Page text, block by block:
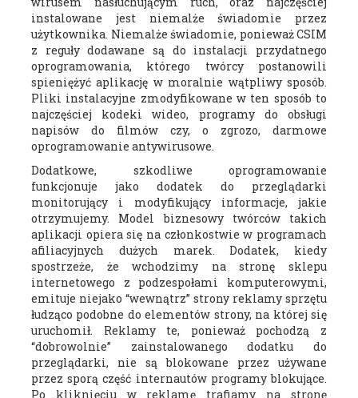
instalowane jest niemalże świadomie przez
użytkownika. Niemalże świadomie, ponieważ CSIM
z reguły dodawane są do instalacji przydatnego
oprogramowania, którego twórcy postanowili
spieniężyć aplikację w moralnie wątpliwy sposób.
Pliki instalacyjne zmodyfikowane w ten sposób to
najczęściej kodeki wideo, programy do obsługi
napisów do filmów czy, o zgrozo, darmowe
oprogramowanie antywirusowe.
Dodatkowe, szkodliwe oprogramowanie
funkcjonuje jako dodatek do przeglądarki
monitorujący i modyfikujący informacje, jakie
otrzymujemy. Model biznesowy twórców takich
aplikacji opiera się na członkostwie w programach
afiliacyjnych dużych marek. Dodatek, kiedy
spostrzeże, że wchodzimy na stronę sklepu
internetowego z podzespołami komputerowymi,
emituje niejako “wewnątrz” strony reklamy sprzętu
łudząco podobne do elementów strony, na której się
uruchomił. Reklamy te, ponieważ pochodzą z
“dobrowolnie” zainstalowanego dodatku do
przeglądarki, nie są blokowane przez używane
przez sporą część internautów programy blokujące.
Po kliknięciu w reklamę trafiamy na stronę